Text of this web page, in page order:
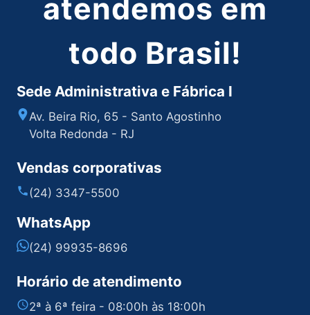
atendemos em
todo Brasil!
Sede Administrativa e Fábrica I
Av. Beira Rio, 65 - Santo Agostinho
Volta Redonda - RJ
Vendas corporativas
(24) 3347-5500
WhatsApp
(24) 99935-8696
Horário de atendimento
2ª à 6ª feira - 08:00h às 18:00h